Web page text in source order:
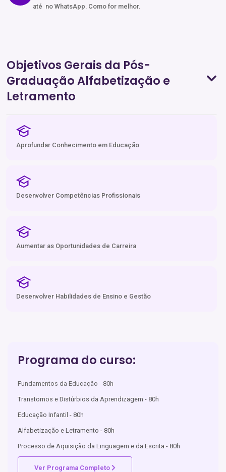
até no WhatsApp. Como for melhor.
Objetivos Gerais da Pós-
Graduação Alfabetização e
Letramento
Aprofundar Conhecimento em Educação
Desenvolver Competências Profissionais
Aumentar as Oportunidades de Carreira
Desenvolver Habilidades de Ensino e Gestão
Programa do curso:
Fundamentos da Educação - 80h
Transtornos e Distúrbios da Aprendizagem - 80h
Educação Infantil - 80h
Alfabetização e Letramento - 80h
Processo de Aquisição da Linguagem e da Escrita - 80h
Ver Programa Completo